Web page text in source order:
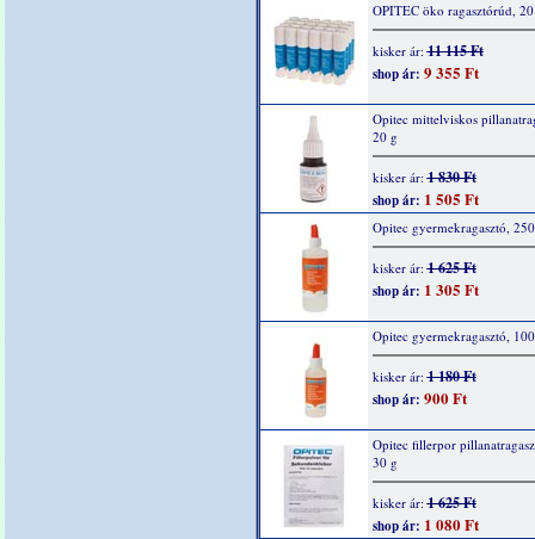
OPITEC öko ragasztórúd,
kisker ár:11 115 Ft
shop ár: 9 355 Ft
Opitec mittelviskos
20 g
kisker ár:1 830 Ft
shop ár: 1 505 Ft
Opitec gyermekragasztó,
kisker ár:1 625 Ft
shop ár: 1 305 Ft
Opitec gyermekragasztó,
kisker ár:1 180 Ft
shop ár: 900 Ft
Opitec fillerpor
30 g
kisker ár:1 625 Ft
shop ár: 1 080 Ft